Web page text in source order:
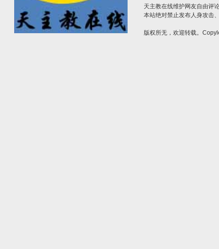
天主教在线维护网友自由评
本站绝对禁止发布人身攻击
版权所无，欢迎转载。